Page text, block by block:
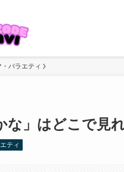
・バラエティ
な」はどこで見
ティ